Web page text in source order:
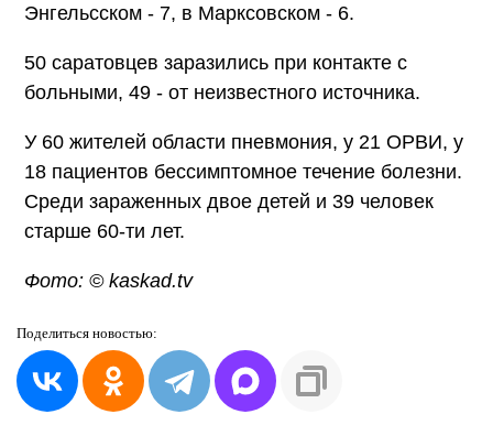
Энгельсском - 7, в Марксовском - 6.
50 саратовцев заразились при контакте с
больными, 49 - от неизвестного источника.
У 60 жителей области пневмония, у 21 ОРВИ, у
18 пациентов бессимптомное течение болезни.
Среди зараженных двое детей и 39 человек
старше 60-ти лет.
Фото: © kaskad.tv
Поделиться новостью: